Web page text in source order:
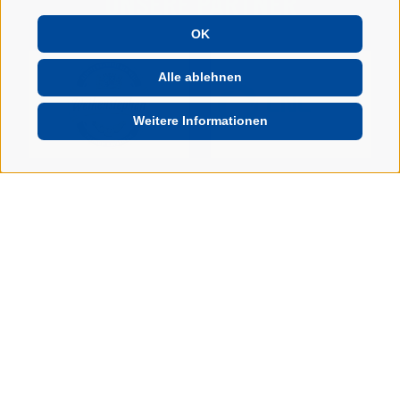
OK
Alle ablehnen
Weitere Informationen